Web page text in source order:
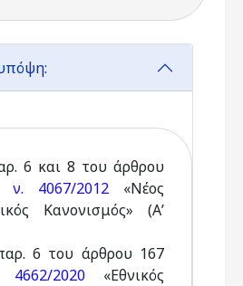
6 και 8 του άρθρου
ν. 4067/2012«Νέος
Κανονισμός» (Α’
6 του άρθρου 167
4662/2020«Εθνικός